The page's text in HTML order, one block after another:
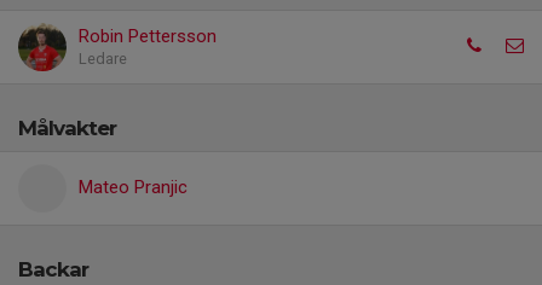
Robin Pettersson
Ledare
Målvakter
Mateo Pranjic
Backar